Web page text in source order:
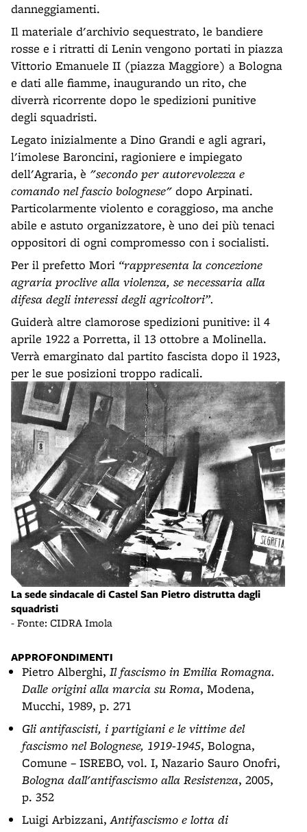
danneggiamenti.
Il materiale d'archivio sequestrato, le bandiere
rosse e i ritratti di Lenin vengono portati in piazza
Vittorio Emanuele II (piazza Maggiore) a Bologna
e dati alle fiamme, inaugurando un rito, che
diverrà ricorrente dopo le spedizioni punitive
degli squadristi.
Legato inizialmente a Dino Grandi e agli agrari,
l'imolese Baroncini, ragioniere e impiegato
dell'Agraria, è "secondo per autorevolezza e
comando nel fascio bolognese" dopo Arpinati.
Particolarmente violento e coraggioso, ma anche
abile e astuto organizzatore, è uno dei più tenaci
oppositori di ogni compromesso con i socialisti.
Per il prefetto Mori “rappresenta la concezione
agraria proclive alla violenza, se necessaria alla
difesa degli interessi degli agricoltori”.
Guiderà altre clamorose spedizioni punitive: il 4
aprile 1922 a Porretta, il 13 ottobre a Molinella.
Verrà emarginato dal partito fascista dopo il 1923,
per le sue posizioni troppo radicali.
La sede sindacale di Castel San Pietro distrutta dagli
squadristi
- Fonte: CIDRA Imola
APPROFONDIMENTI
Pietro Alberghi, Il fascismo in Emilia Romagna.
Dalle origini alla marcia su Roma, Modena,
Mucchi, 1989, p. 271
Gli antifascisti, i partigiani e le vittime del
fascismo nel Bolognese, 1919-1945, Bologna,
Comune – ISREBO, vol. I, Nazario Sauro Onofri,
Bologna dall'antifascismo alla Resistenza, 2005,
p. 352
Luigi Arbizzani,Antifascismo e lotta di